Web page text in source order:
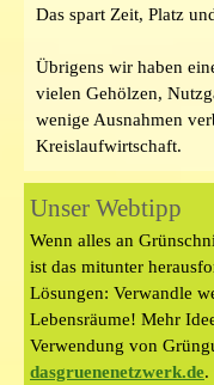
Das spart Zeit, Platz
Übrigens wir haben
vielen Gehölzen,
wenige Ausnahmen
Kreislaufwirtschaft.
Unser Webtipp
Wenn alles an
ist das mitunter
Lösungen: Verwandle w
Lebensräume! Mehr
Verwendung von
dasgruenenetzwerk.de.